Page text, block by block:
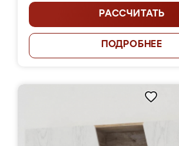
РАССЧИТАТЬ
ПОДРОБНЕЕ